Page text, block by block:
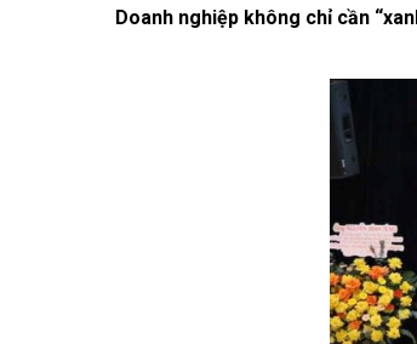
Doanh nghiệp không chỉ cần